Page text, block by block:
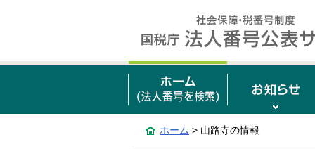
ホーム > 山路寺の情報